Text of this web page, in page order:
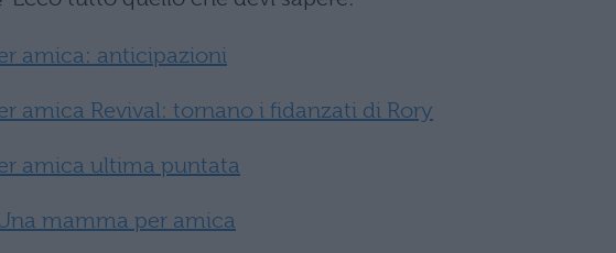
amica: anticipazioni
amica Revival: tornano i fidanzati di Rory
amica ultima puntata
mamma per amica